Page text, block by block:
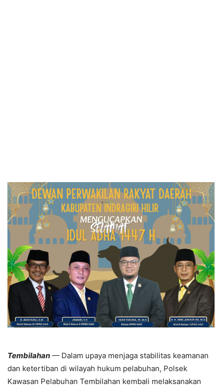
Tembilahan — Dalam upaya menjaga stabilitas keamanan
dan ketertiban di wilayah hukum pelabuhan, Polsek
Kawasan Pelabuhan Tembilahan kembali melaksanakan